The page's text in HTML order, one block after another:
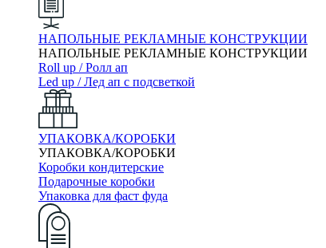
НАПОЛЬНЫЕ РЕКЛАМНЫЕ КОНСТРУКЦИИ
НАПОЛЬНЫЕ РЕКЛАМНЫЕ КОНСТРУКЦИИ
Roll up / Ролл ап
Led up / Лед ап с подсветкой
УПАКОВКА/КОРОБКИ
УПАКОВКА/КОРОБКИ
Коробки кондитерские
Подарочные коробки
Упаковка для фаст фуда